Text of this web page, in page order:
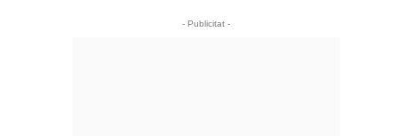
- Publicitat -